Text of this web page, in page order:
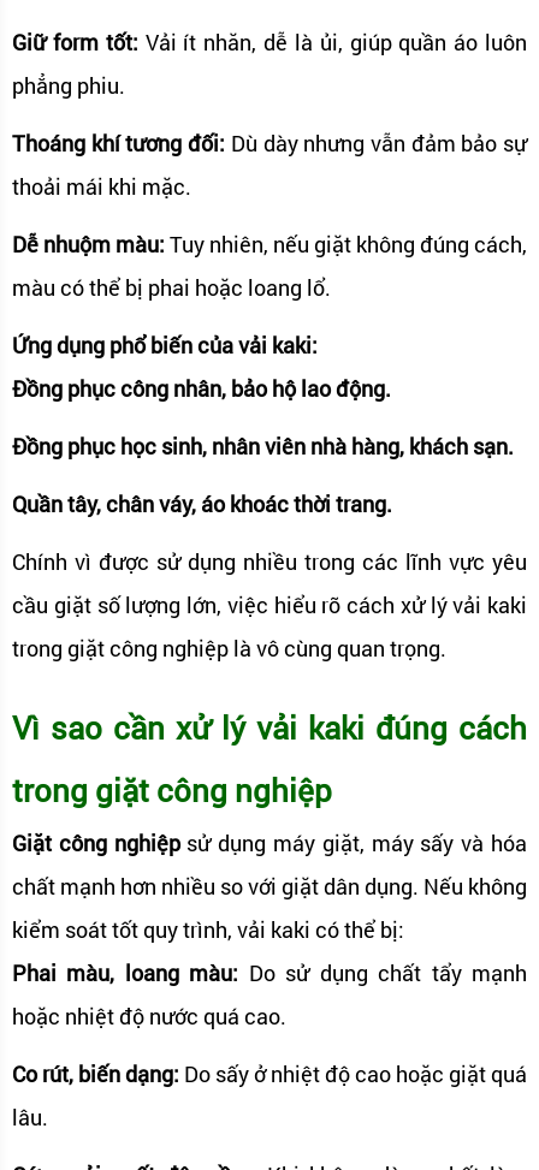
Giữ form tốt: Vải ít nhăn, dễ là ủi, giúp quần áo luôn
phẳng phiu.
Thoáng khí tương đối: Dù dày nhưng vẫn đảm bảo sự
thoải mái khi mặc.
Dễ nhuộm màu: Tuy nhiên, nếu giặt không đúng cách,
màu có thể bị phai hoặc loang lổ.
Ứng dụng phổ biến của vải kaki:
Đồng phục công nhân, bảo hộ lao động.
Đồng phục học sinh, nhân viên nhà hàng, khách sạn.
Quần tây, chân váy, áo khoác thời trang.
Chính vì được sử dụng nhiều trong các lĩnh vực yêu
cầu giặt số lượng lớn, việc hiểu rõ cách xử lý vải kaki
trong giặt công nghiệp là vô cùng quan trọng.
Vì sao cần xử lý vải kaki đúng cách
trong giặt công nghiệp
Giặt công nghiệpsử dụng máy giặt, máy sấy và hóa
chất mạnh hơn nhiều so với giặt dân dụng. Nếu không
kiểm soát tốt quy trình, vải kaki có thể bị:
Phai màu, loang màu: Do sử dụng chất tẩy mạnh
hoặc nhiệt độ nước quá cao.
Co rút, biến dạng: Do sấy ở nhiệt độ cao hoặc giặt quá
lâu.